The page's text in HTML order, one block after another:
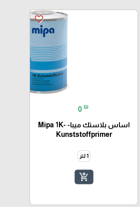
favorite_border
0 ₪
اساس بلاستك ميبا- Mipa 1K-
Kunststoffprimer
1 لتر
add_shopping_cart